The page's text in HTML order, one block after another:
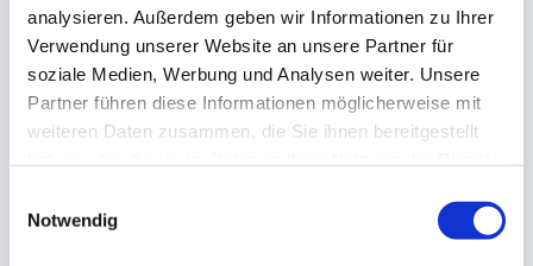
analysieren. Außerdem geben wir Informationen zu Ihrer
Verwendung unserer Website an unsere Partner für
soziale Medien, Werbung und Analysen weiter. Unsere
Partner führen diese Informationen möglicherweise mit
weiteren Daten zusammen, die Sie ihnen bereitgestellt
Cookies, wenn Sie unsere Webseite weiterhin nutzen.
Notwendig
Anfahrt
Kirchfeldallee 4
93055 Regensburg, Deutschland
Taekwondo Regensburg kontaktieren